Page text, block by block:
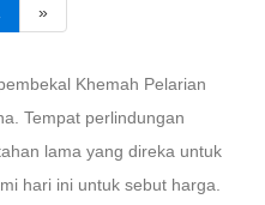
»
Khemah Pelarian
Tempat perlindungan
lama yang direka untuk
hari ini untuk sebut harga.